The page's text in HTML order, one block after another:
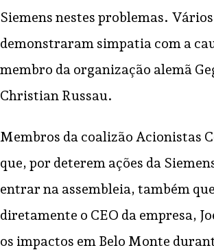
Siemens nestes problemas. Vários
demonstraram simpatia com a
membro da organização alemã
Christian Russau.
Membros da coalizão Acionistas
que, por deterem ações da
entrar na assembleia, também
diretamente o CEO da empresa,
os impactos em Belo Monte